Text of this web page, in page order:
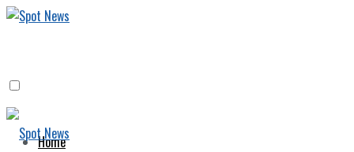
Home